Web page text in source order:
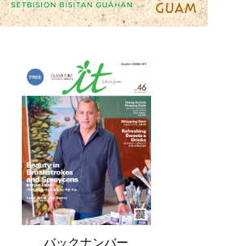
バックナンバー